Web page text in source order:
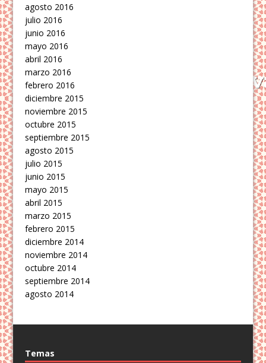
agosto 2016
julio 2016
junio 2016
mayo 2016
abril 2016
marzo 2016
febrero 2016
diciembre 2015
noviembre 2015
octubre 2015
septiembre 2015
agosto 2015
julio 2015
junio 2015
mayo 2015
abril 2015
marzo 2015
febrero 2015
diciembre 2014
noviembre 2014
octubre 2014
septiembre 2014
agosto 2014
Temas